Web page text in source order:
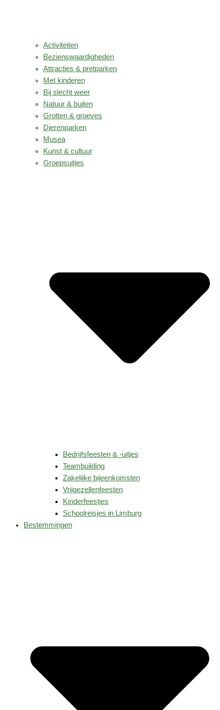
Activiteiten
Bezienswaardigheden
Attracties & pretparken
Met kinderen
Bij slecht weer
Natuur & buiten
Grotten & groeves
Dierenparken
Musea
Kunst & cultuur
Groepsuitjes
Bedrijfsfeesten & -uitjes
Teambuilding
Zakelijke bijeenkomsten
Vrijgezellenfeesten
Kinderfeestjes
Schoolreisjes in Limburg
Bestemmingen